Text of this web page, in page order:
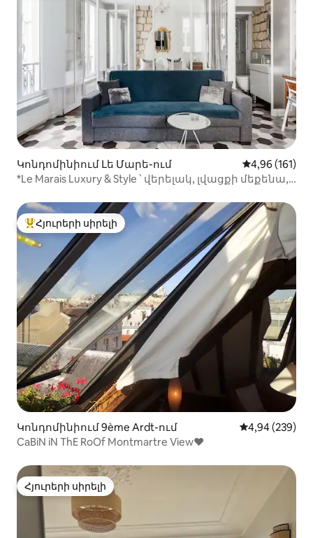
Կոնդոմինիում Լե Մարե-ում Միջին
4,96 (161)
*Le Marais Luxury & Style ՝ վերելակ, լվացքի մեքենա,
Հյուրերի սիրելի լավագույն տները
Հյուրերի սիրելի
Կոնդոմինիում 9ème Ardt-ում Միջին
4,94 (239)
CaBiN iN ThE RoOf Montmartre View♥
Հյուրերի սիրելի
Հյուրերի սիրելի